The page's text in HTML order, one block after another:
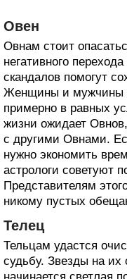
Овен
Овнам стоит
негативного
скандалов помогут
Женщины и мужчины
примерно в равных
жизни ожидает
с другими Овнами.
нужно экономить
астрологи советуют
Представителям
никому пустых
Телец
Тельцам удастся
судьбу. Звезды на их